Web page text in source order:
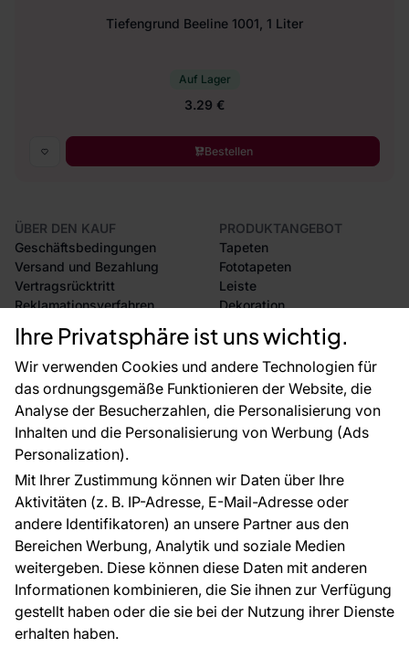
Ihre Privatsphäre ist uns wichtig.
Wir verwenden Cookies und andere Technologien für
das ordnungsgemäße Funktionieren der Website, die
Analyse der Besucherzahlen, die Personalisierung von
Inhalten und die Personalisierung von Werbung (Ads
Personalization).
Mit Ihrer Zustimmung können wir Daten über Ihre
Aktivitäten (z. B. IP-Adresse, E-Mail-Adresse oder
andere Identifikatoren) an unsere Partner aus den
Bereichen Werbung, Analytik und soziale Medien
weitergeben. Diese können diese Daten mit anderen
Informationen kombinieren, die Sie ihnen zur Verfügung
gestellt haben oder die sie bei der Nutzung ihrer Dienste
erhalten haben.
Tiefengrund Beeline 1001, 1 Liter
Auf Lager
3.29 €
Bestellen
ÜBER DEN KAUF
Geschäftsbedingungen
Versand und Bezahlung
Vertragsrücktritt
Reklamationsverfahren
Rücksendung von Waren
CE-Zertifizierung
Großhandel
Raumvisualisierung
PRODUKTANGEBOT
Tapeten
Fototapeten
Leiste
Dekoration
Selbstklebende Folien
Zubehör
Tapetenmuster
FÜR SIE
Blog
EU-Projekte
Ratschläge und Tipps
FAQ
ÜBER DAS UNTERNEHMEN
Kontakt
Haben Sie Fragen? Wir helfen Ihnen gerne weiter